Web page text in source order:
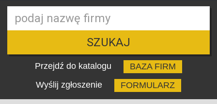
SZUKAJ
Przejdź do katalogu
BAZA FIRM
Wyślij zgłoszenie
FORMULARZ